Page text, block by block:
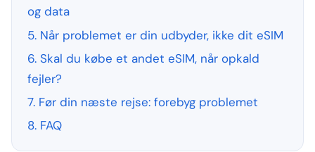
og data
5. Når problemet er din udbyder, ikke dit eSIM
6. Skal du købe et andet eSIM, når opkald
fejler?
7. Før din næste rejse: forebyg problemet
8. FAQ